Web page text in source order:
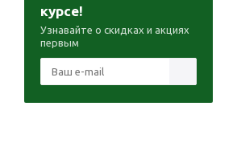
курсе!
Узнавайте о скидках и акциях
первым